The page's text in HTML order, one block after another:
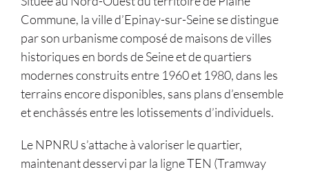
Commune, la ville d’Epinay-sur-Seine se distingue
par son urbanisme composé de maisons de villes
historiques en bords de Seine et de quartiers
modernes construits entre 1960 et 1980, dans les
terrains encore disponibles, sans plans d’ensemble
et enchâssés entre les lotissements d’individuels.
Le NPNRU s’attache à valoriser le quartier,
maintenant desservi par la ligne TEN (Tramway